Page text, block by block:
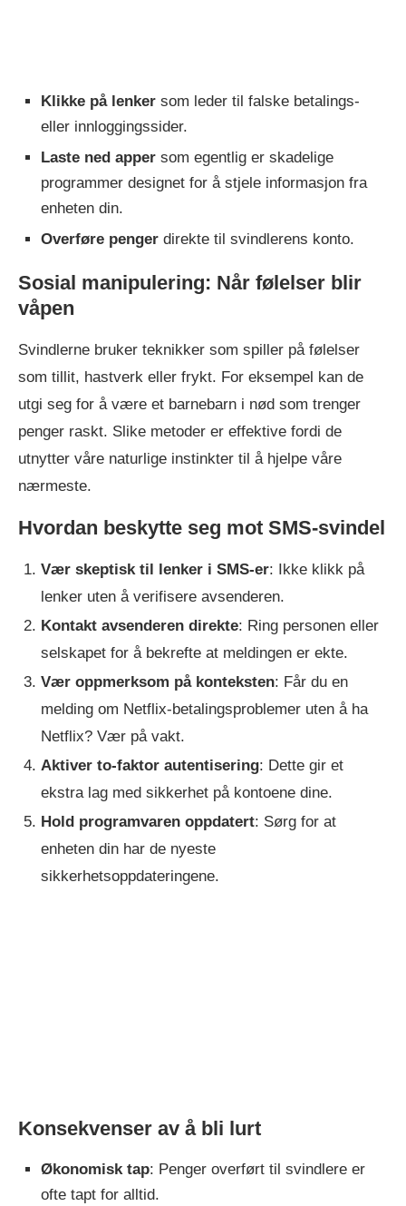
Klikke på lenker som leder til falske betalings-
eller innloggingssider.
Laste ned apper som egentlig er skadelige
programmer designet for å stjele informasjon fra
enheten din.
Overføre penger direkte til svindlerens konto.
Sosial manipulering: Når følelser blir
våpen
Svindlerne bruker teknikker som spiller på følelser
som tillit, hastverk eller frykt. For eksempel kan de
utgi seg for å være et barnebarn i nød som trenger
penger raskt. Slike metoder er effektive fordi de
utnytter våre naturlige instinkter til å hjelpe våre
nærmeste.
Hvordan beskytte seg mot SMS-svindel
Vær skeptisk til lenker i SMS-er: Ikke klikk på
lenker uten å verifisere avsenderen.
Kontakt avsenderen direkte: Ring personen eller
selskapet for å bekrefte at meldingen er ekte.
Vær oppmerksom på konteksten: Får du en
melding om Netflix-betalingsproblemer uten å ha
Netflix? Vær på vakt.
Aktiver to-faktor autentisering: Dette gir et
ekstra lag med sikkerhet på kontoene dine.
Hold programvaren oppdatert: Sørg for at
enheten din har de nyeste
sikkerhetsoppdateringene.
Konsekvenser av å bli lurt
Økonomisk tap: Penger overført til svindlere er
ofte tapt for alltid.